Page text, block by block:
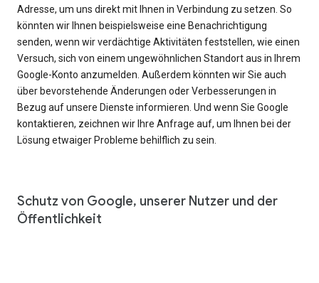
Adresse, um uns direkt mit Ihnen in Verbindung zu setzen. So
könnten wir Ihnen beispielsweise eine Benachrichtigung
senden, wenn wir verdächtige Aktivitäten feststellen, wie einen
Versuch, sich von einem ungewöhnlichen Standort aus in Ihrem
Google-Konto anzumelden. Außerdem könnten wir Sie auch
über bevorstehende Änderungen oder Verbesserungen in
Bezug auf unsere Dienste informieren. Und wenn Sie Google
kontaktieren, zeichnen wir Ihre Anfrage auf, um Ihnen bei der
Lösung etwaiger Probleme behilflich zu sein.
Schutz von Google, unserer Nutzer und der
Öffentlichkeit